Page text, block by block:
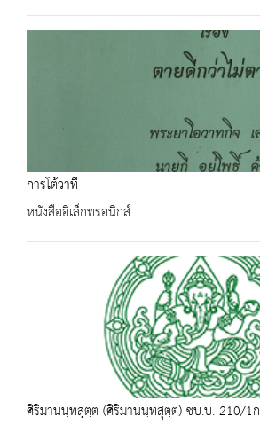
การโต้วาที
หนังสืออิเล็กทรอนิกส์
ศิริมานนฺทสุตฺต (ศิริมานนฺทสุตฺต) ชบ.บ. 210/1ก